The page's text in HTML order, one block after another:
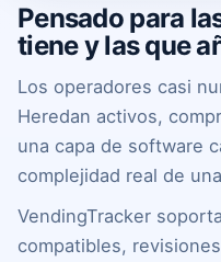
Pensado para
tiene y las que
Los operadores casi
Heredan activos,
una capa de software
complejidad real de
VendingTracker
compatibles,